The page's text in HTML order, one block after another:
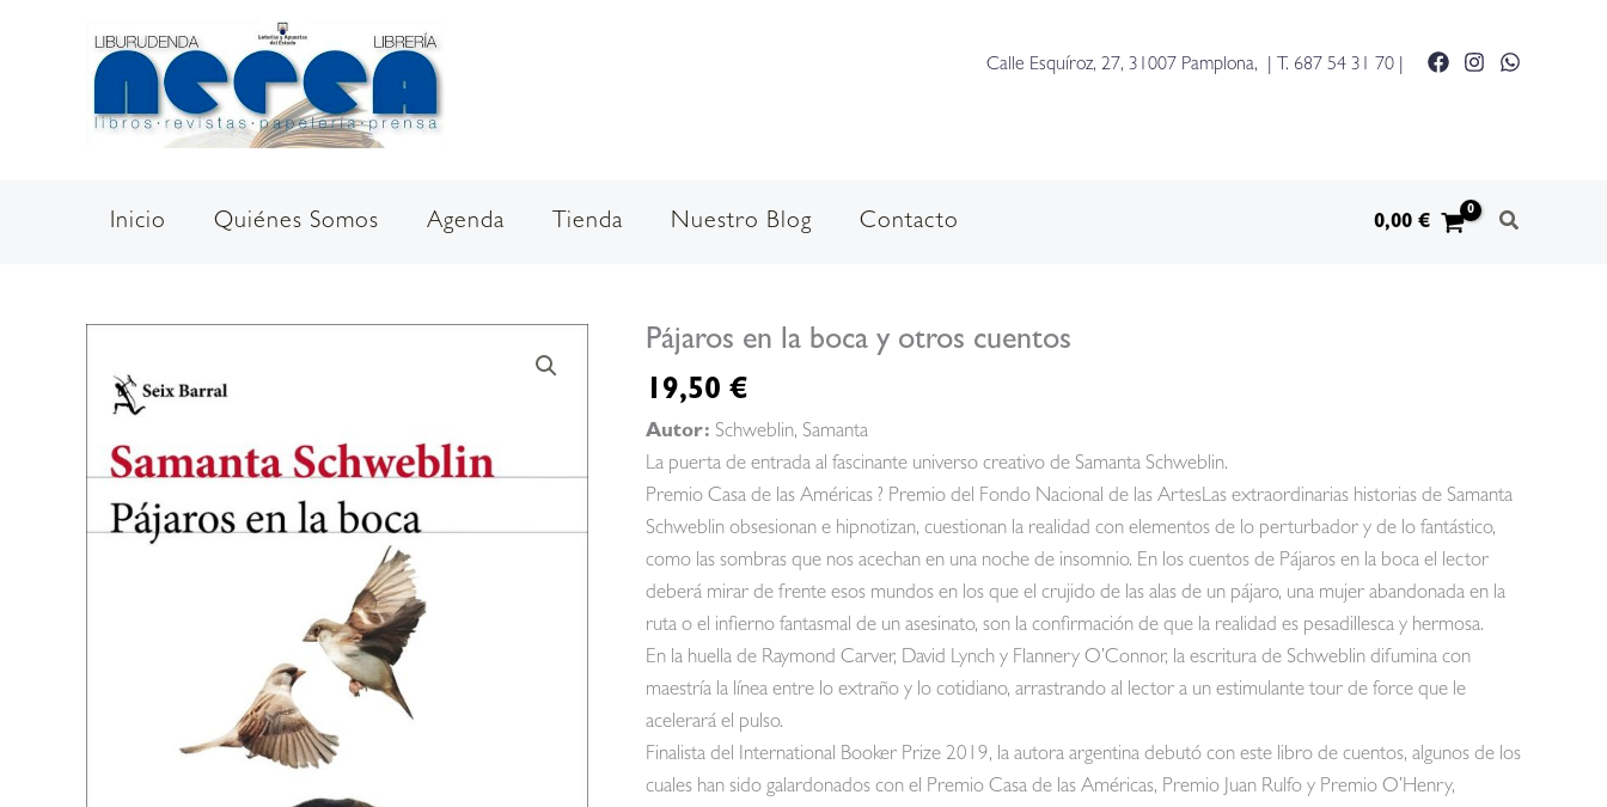
Calle Esquíroz, 27, 31007 Pamplona, | T. 687 54 31 70
Inicio Quiénes Somos Agenda Tienda Nuestro Blog Contacto 0,00€
Pájaros en la boca y otros cuentos
19,50 €
Autor: Schweblin, Samanta
La puerta de entrada al fascinante universo creativo de Samanta Schweblin.
Premio Casa de las Américas ? Premio del Fondo Nacional de las ArtesLas extraordinarias historias de Samanta
Schweblin obsesionan e hipnotizan, cuestionan la realidad con elementos de lo perturbador y de lo fantástico,
como las sombras que nos acechan en una noche de insomnio. En los cuentos de Pájaros en la boca el lector
deberá mirar de frente esos mundos en los que el crujido de las alas de un pájaro, una mujer abandonada en la
ruta o el infierno fantasmal de un asesinato, son la confirmación de que la realidad es pesadillesca y hermosa.
En la huella de Raymond Carver, David Lynch y Flannery O’Connor, la escritura de Schweblin difumina con
maestría la línea entre lo extraño y lo cotidiano, arrastrando al lector a un estimulante tour de force que le
acelerará el pulso.
Finalista del International Booker Prize 2019, la autora argentina debutó con este libro de cuentos, algunos de los
cuales han sido galardonados con el Premio Casa de las Américas, Premio Juan Rulfo y Premio O’Henry,
boca